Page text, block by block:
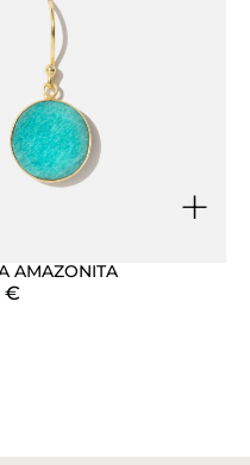
+
AMAZONITA
€